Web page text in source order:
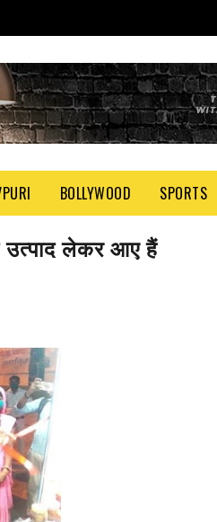
BOLLYWOOD SPORTS
उत्पाद लेकर आए हैं